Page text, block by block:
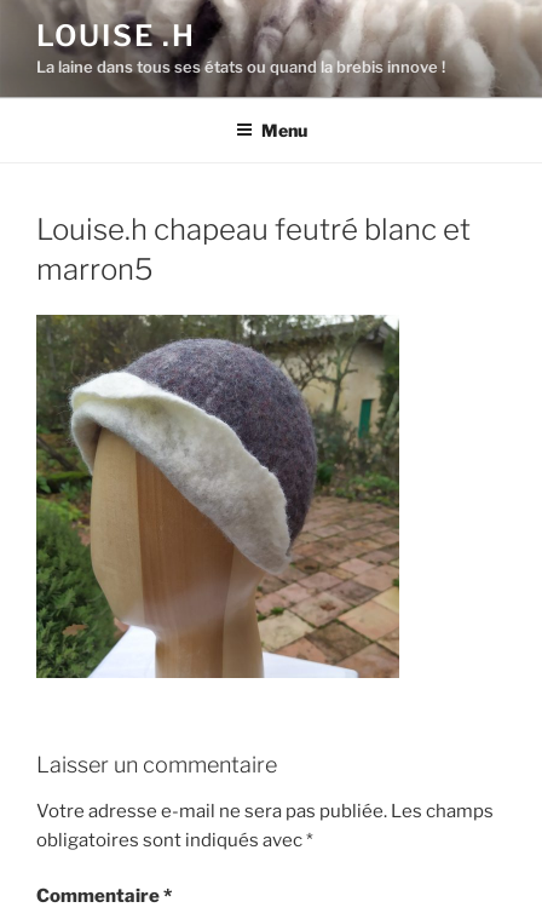
contenu
principal
LOUISE .H
La laine dans tous ses états ou quand la brebis innove !
Menu
Louise.h chapeau feutré blanc et
marron5
Laisser un commentaire
Votre adresse e-mail ne sera pas publiée. Les champs
obligatoires sont indiqués avec*
Commentaire*